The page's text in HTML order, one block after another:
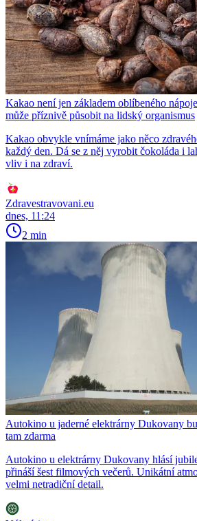
Kakao není jen základem oblíbeného
může příznivě působit na lidský organismus
Kakao obvykle vnímáme jako něco
každý den. Dá se z něj vyrobit čokoláda i
vliv i na zdraví.
Zdravestravovani.eu
dnes, 11:24
2 min
Autokino u jaderné elektrárny Dukovany
tam zdarma
Autokino u elektrárny Dukovany hlásí
přináší šest filmových večerů. Unikátní
velmi netradiční detail.